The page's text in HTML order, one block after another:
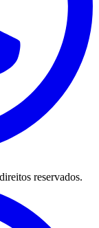
reservados.